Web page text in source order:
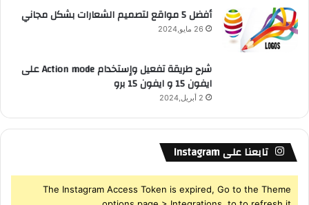
أفضل 5 مواقع لتصميم الشعارات بشكل مجاني
26 مايو,2024
شرح طريقة تفعيل وإستخدام Action mode على
ايفون 15 و ايفون 15 برو
2 أبريل,2024
تابعنا على Instagram
The Instagram Access Token is expired, Go to the Theme